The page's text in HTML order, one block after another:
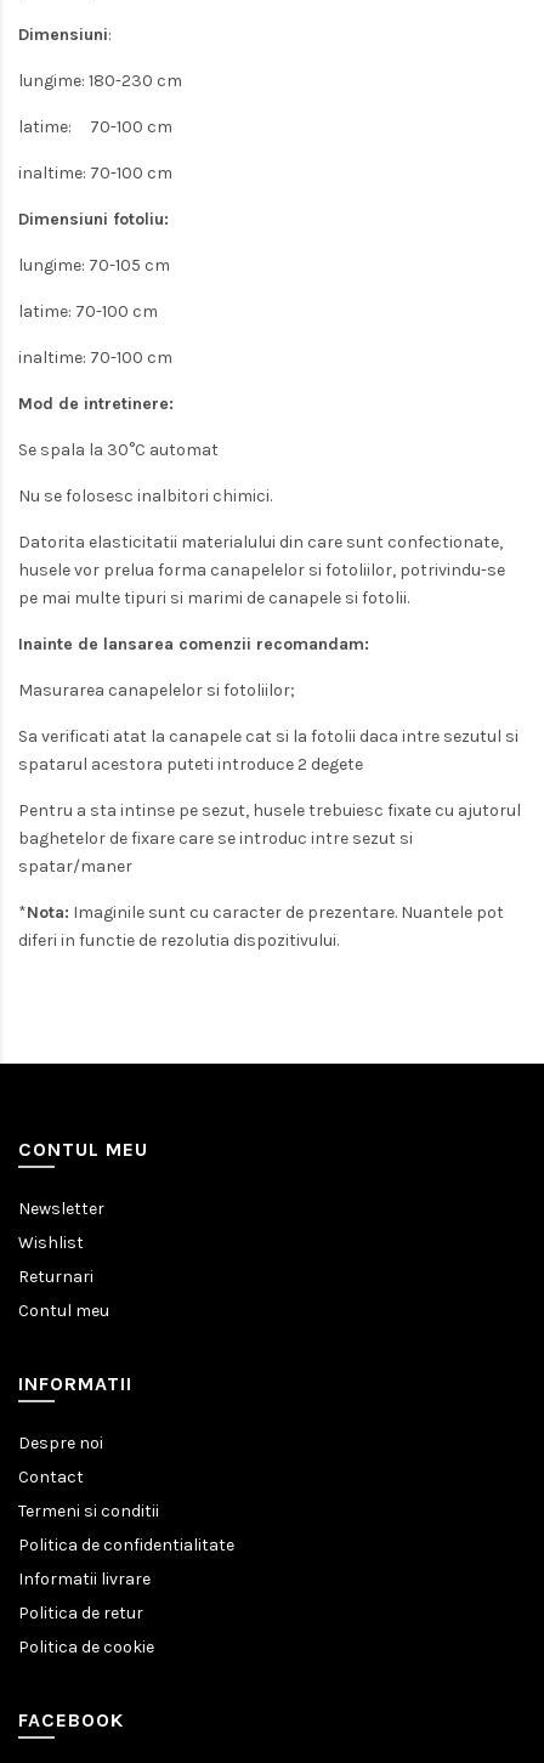
Dimensiuni:
lungime: 180-230 cm
latime: 70-100 cm
inaltime: 70-100 cm
Dimensiuni fotoliu:
lungime: 70-105 cm
latime: 70-100 cm
inaltime: 70-100 cm
Mod de intretinere:
Se spala la 30°C automat
Nu se folosesc inalbitori chimici.
Datorita elasticitatii materialului din care sunt confectionate,
husele vor prelua forma canapelelor si fotoliilor, potrivindu-se
pe mai multe tipuri si marimi de canapele si fotolii.
Inainte de lansarea comenzii recomandam:
Masurarea canapelelor si fotoliilor;
Sa verificati atat la canapele cat si la fotolii daca intre sezutul si
spatarul acestora puteti introduce 2 degete
Pentru a sta intinse pe sezut, husele trebuiesc fixate cu ajutorul
baghetelor de fixare care se introduc intre sezut si
spatar/maner
*Nota: Imaginile sunt cu caracter de prezentare. Nuantele pot
diferi in functie de rezolutia dispozitivului.
CONTUL MEU
Newsletter
Wishlist
Returnari
Contul meu
INFORMATII
Despre noi
Contact
Termeni si conditii
Politica de confidentialitate
Informatii livrare
Politica de retur
Politica de cookie
FACEBOOK